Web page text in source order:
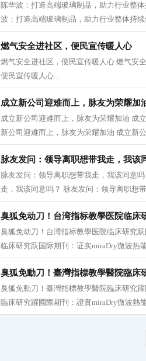
陈华波：打造高端玻璃制品，助力行业整
波：打造高端玻璃制品，助力行业整体持
燃气安全进社区，便民宣传暖人心
燃气安全进社区，便民宣传暖人心 燃气安
便民宣传暖人心...
成立新公司迎难而上，脉友为荣耀加
成立新公司迎难而上，脉友为荣耀加油 成
新公司迎难而上，脉友为荣耀加油 成立新
脉友发问：领导离职想带我走，我该
脉友发问：领导离职想带我走，我该同意
走，我该同意吗？ 脉友发问：领导离职想
臭狐免动刀！台湾指标教學医院临床
臭狐免动刀！台湾指标教學医院临床研究
临床研究跃国际期刊：证实miraDry微波热
臭狐免動刀！臺灣指標教學醫院臨床
臭狐免動刀！臺灣指標教學醫院臨床研究
臨床研究躍國際期刊：證實miraDry微波熱